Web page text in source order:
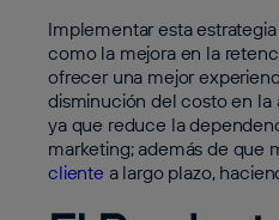
Implementar esta
como la mejora en la
ofrecer una mejor
disminución del costo en la
ya que reduce la
marketing; además de que
cliente a largo plazo,